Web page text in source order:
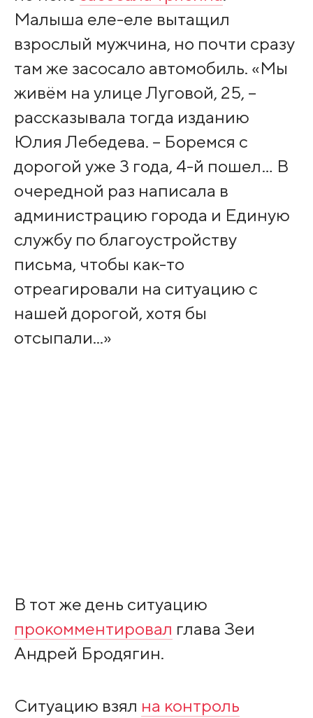
Малыша еле-еле вытащил
взрослый мужчина, но почти сразу
там же засосало автомобиль. «Мы
живём на улице Луговой, 25, –
рассказывала тогда изданию
Юлия Лебедева. – Боремся с
дорогой уже 3 года, 4-й пошел… В
очередной раз написала в
администрацию города и Единую
службу по благоустройству
письма, чтобы как-то
отреагировали на ситуацию с
нашей дорогой, хотя бы
отсыпали...»
В тот же день ситуацию
прокомментировал глава Зеи
Андрей Бродягин.
Ситуацию взял на контроль